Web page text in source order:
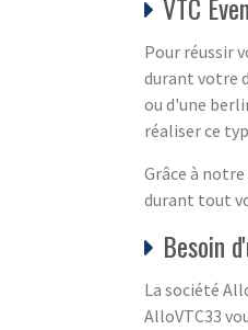
Pour réussir
durant votre
ou d'une
réaliser ce
Grâce à notre
durant tout
Besoin
La société
AlloVTC33